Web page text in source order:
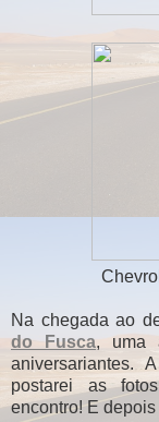
Na chegada ao
do Fusca, uma
aniversariantes.
postarei as
encontro! E